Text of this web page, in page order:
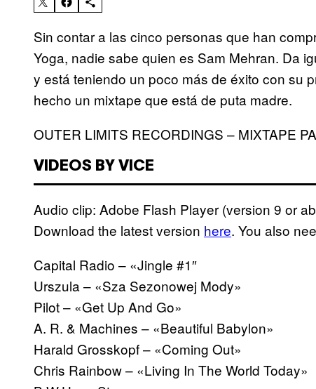
Sin contar a las cinco personas que han
Yoga, nadie sabe quien es Sam Mehran. Da
y está teniendo un poco más de éxito con su
hecho un mixtape que está de puta madre.
OUTER LIMITS RECORDINGS – MIXTAPE
VIDEOS BY VICE
Audio clip: Adobe Flash Player (version 9 or
Download the latest version here. You also
Capital Radio – «Jingle #1″
Urszula – «Sza Sezonowej Mody»
Pilot – «Get Up And Go»
A. R. & Machines – «Beautiful Babylon»
Harald Grosskopf – «Coming Out»
Chris Rainbow – «Living In The World Today»